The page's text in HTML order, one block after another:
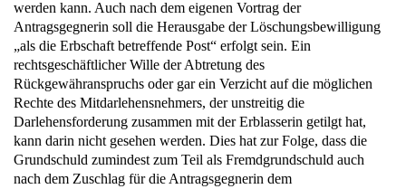
Antragsgegnerin soll die Herausgabe der Löschungsbewilligung
„als die Erbschaft betreffende Post“ erfolgt sein. Ein
rechtsgeschäftlicher Wille der Abtretung des
Rückgewähranspruchs oder gar ein Verzicht auf die möglichen
Rechte des Mitdarlehensnehmers, der unstreitig die
Darlehensforderung zusammen mit der Erblasserin getilgt hat,
kann darin nicht gesehen werden. Dies hat zur Folge, dass die
Grundschuld zumindest zum Teil als Fremdgrundschuld auch
nach dem Zuschlag für die Antragsgegnerin dem
Teilungsversteigerungsverfahren bestehen geblieben ist.